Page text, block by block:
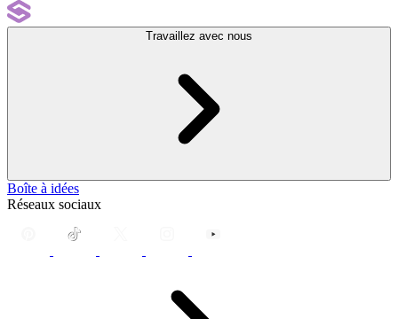
Travaillez avec nous
Boîte à idées
Réseaux sociaux